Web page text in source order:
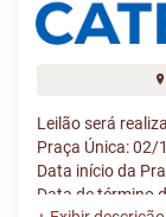
Leilão será
Praça Única: 02/
Data início da
Data de término